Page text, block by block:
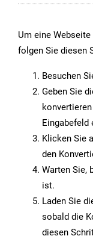
Um eine
folgen Sie diesen
Besuchen
Geben Sie
Eingabefeld
Klicken Sie
den
Warten Sie,
ist.
Laden Sie
sobald die
diesen